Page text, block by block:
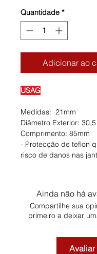
Quantidade *
Adicionar ao
USAG
Medidas: 21mm
Diâmetro Exterior: 30,5
Comprimento: 85mm
- Protecção de teflon
risco de danos nas
Ainda não há
Compartilhe sua
primeiro a deixar
Avaliar